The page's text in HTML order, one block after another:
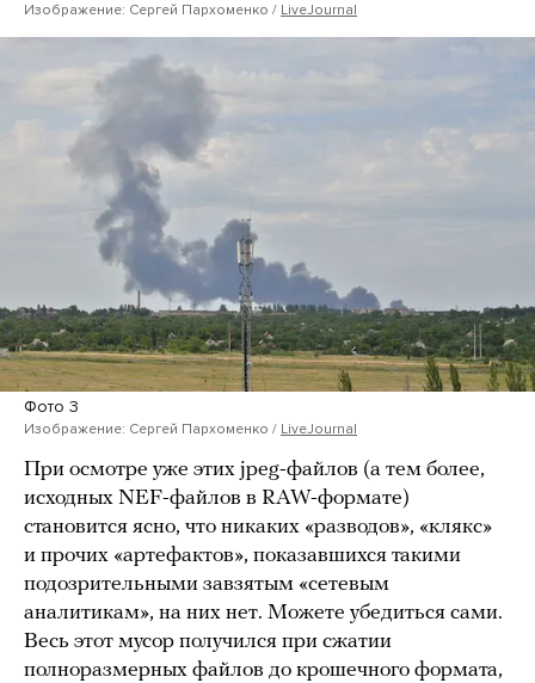
Изображение: Сергей Пархоменко / LiveJournal
Фото 3
Изображение: Сергей Пархоменко / LiveJournal
При осмотре уже этих jpeg-файлов (а тем более,
исходных NEF-файлов в RAW-формате)
становится ясно, что никаких «разводов», «клякс»
и прочих «артефактов», показавшихся такими
подозрительными завзятым «сетевым
аналитикам», на них нет. Можете убедиться сами.
Весь этот мусор получился при сжатии
полноразмерных файлов до крошечного формата,